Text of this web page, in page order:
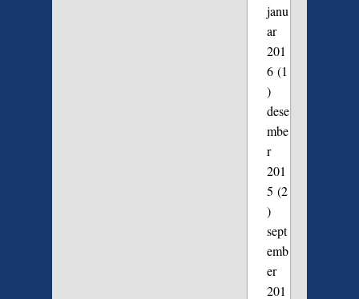
janu
ar
201
6(1
)
dese
mbe
r
201
5 (2
)
sept
emb
er
201